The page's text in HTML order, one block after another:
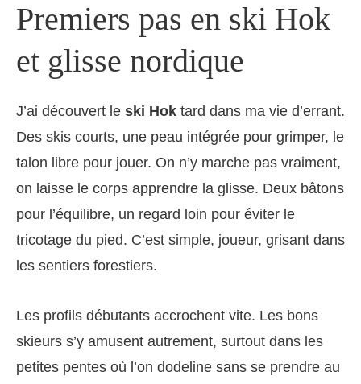
Premiers pas en ski Hok
et glisse nordique
J’ai découvert le ski Hok tard dans ma vie d’errant.
Des skis courts, une peau intégrée pour grimper, le
talon libre pour jouer. On n’y marche pas vraiment,
on laisse le corps apprendre la glisse. Deux bâtons
pour l’équilibre, un regard loin pour éviter le
tricotage du pied. C’est simple, joueur, grisant dans
les sentiers forestiers.
Les profils débutants accrochent vite. Les bons
skieurs s’y amusent autrement, surtout dans les
petites pentes où l’on dodeline sans se prendre au